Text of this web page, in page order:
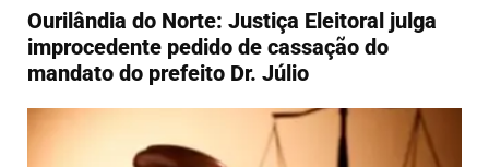
Ourilândia do Norte: Justiça Eleitoral julga
improcedente pedido de cassação do
mandato do prefeito Dr. Júlio